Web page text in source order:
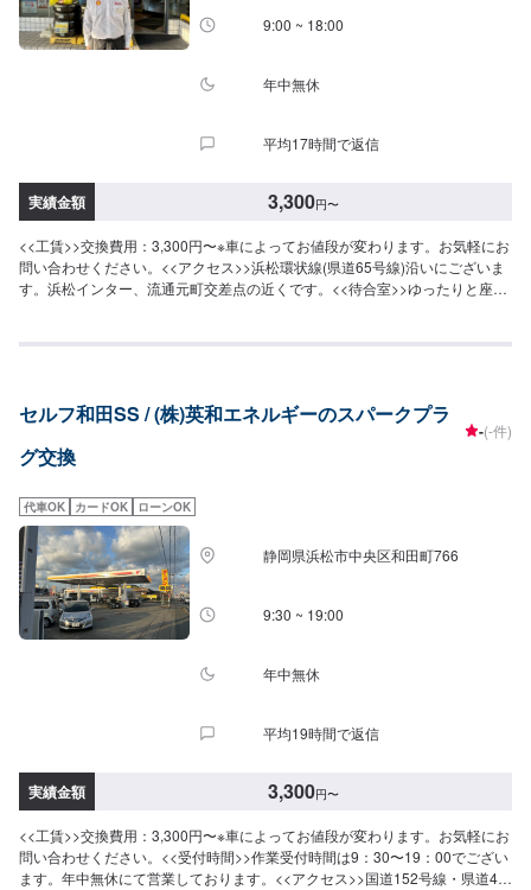
9:00 ~ 18:00
年中無休
平均17時間で返信
実績金額 3,300円〜
<<工賃>>交換費用：3,300円〜※車によってお値段が変わります。お気軽にお
問い合わせください。<<アクセス>>浜松環状線(県道65号線)沿いにございま
す。浜松インター、流通元町交差点の近くです。<<待合室>>ゆったりと座っ
セルフ和田SS / (株)英和エネルギーのスパークプラ
グ交換
-(-件)
代車OK カードOK ローンOK
静岡県浜松市中央区和田町766
9:30 ~ 19:00
年中無休
平均19時間で返信
実績金額 3,300円〜
<<工賃>>交換費用：3,300円〜※車によってお値段が変わります。お気軽にお
問い合わせください。<<受付時間>>作業受付時間は9：30〜19：00でござい
ます。年中無休にて営業しております。<<アクセス>>国道152号線・県道45